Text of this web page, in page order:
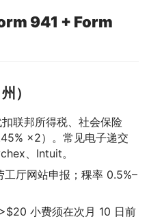
941 + Form
）
扣联邦所得税、社会保险
×2）。常见电子递交
、Intuit。
工厅网站申报；稞率 0.5%–
小费须在次月 10 日前